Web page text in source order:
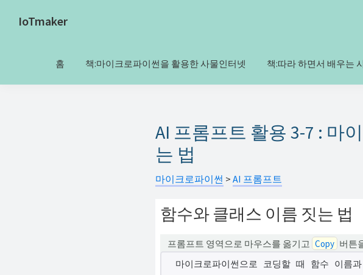
IoTmaker
터
홈 책:마이크로파이썬을 활용한 사물인터넷 책:따라 하면서 배우는
AI 프롬프트 활용 3-7 : 마
는 법
마이크로파이썬 > AI 프롬프트
함수와 클래스 이름 짓는 법
프롬프트 영역으로 마우스를 옮기고 Copy 버튼
마이크로파이썬으로 코딩할 때 함수 이름